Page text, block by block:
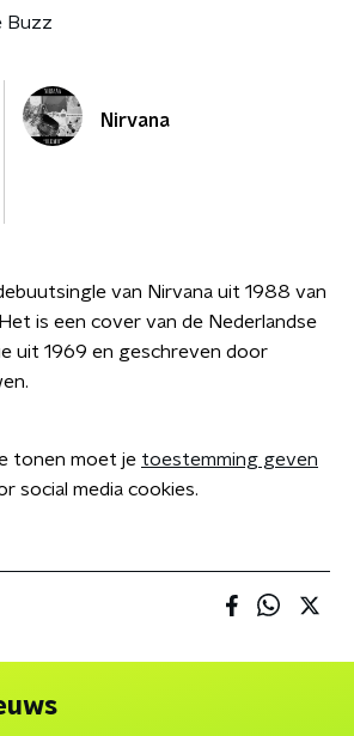
Buzz
Nirvana
van Nirvana uit 1988 van
is een cover van de Nederlandse
uit 1969 en geschreven door
tonen moet je toestemming geven
social media cookies.